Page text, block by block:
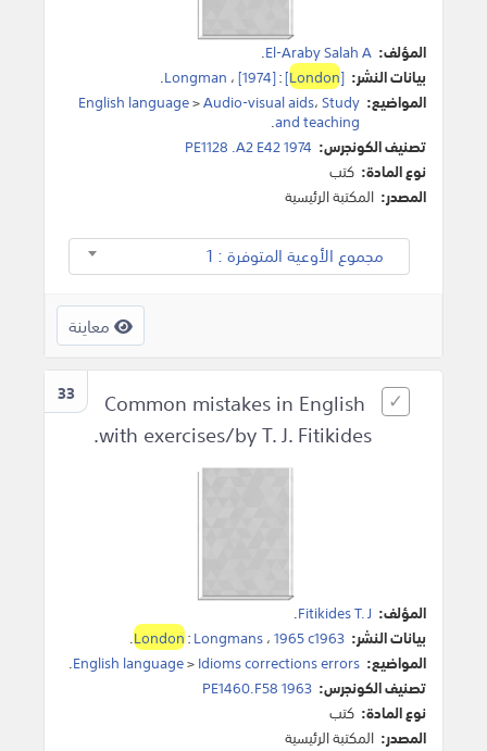
المؤلف: El-Araby Salah A
.
بيانات النشر: [
London
]
:
Longman ،[1974]
.
المواضيع:
English language>Audio-visual aids،Study
and teaching
.
تصنيف الكونجرس: PE1128 .A2 E42 1974
نوع المادة: كتب
المصدر: المكتبة الرئيسية
مجموع الأوعية المتوفرة : 1
معاينة
33
Common mistakes in English
with exercises/by T. J. Fitikides.
المؤلف: Fitikides T. J
.
بيانات النشر:
London:Longmans،1965 c1963
.
المواضيع:
English language>Idioms corrections errors
.
تصنيف الكونجرس: PE1460.F58 1963
نوع المادة: كتب
المصدر: المكتبة الرئيسية